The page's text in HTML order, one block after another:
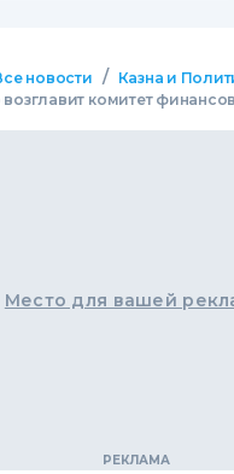
новости / Казна и
возглавит комитет
Место для вашей